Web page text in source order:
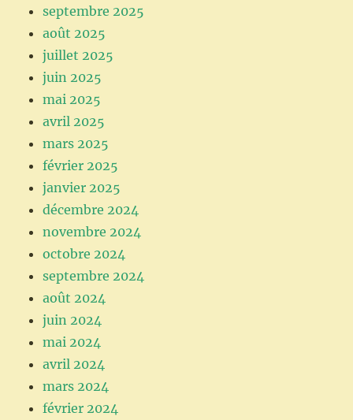
septembre 2025
août 2025
juillet 2025
juin 2025
mai 2025
avril 2025
mars 2025
février 2025
janvier 2025
décembre 2024
novembre 2024
octobre 2024
septembre 2024
août 2024
juin 2024
mai 2024
avril 2024
mars 2024
février 2024